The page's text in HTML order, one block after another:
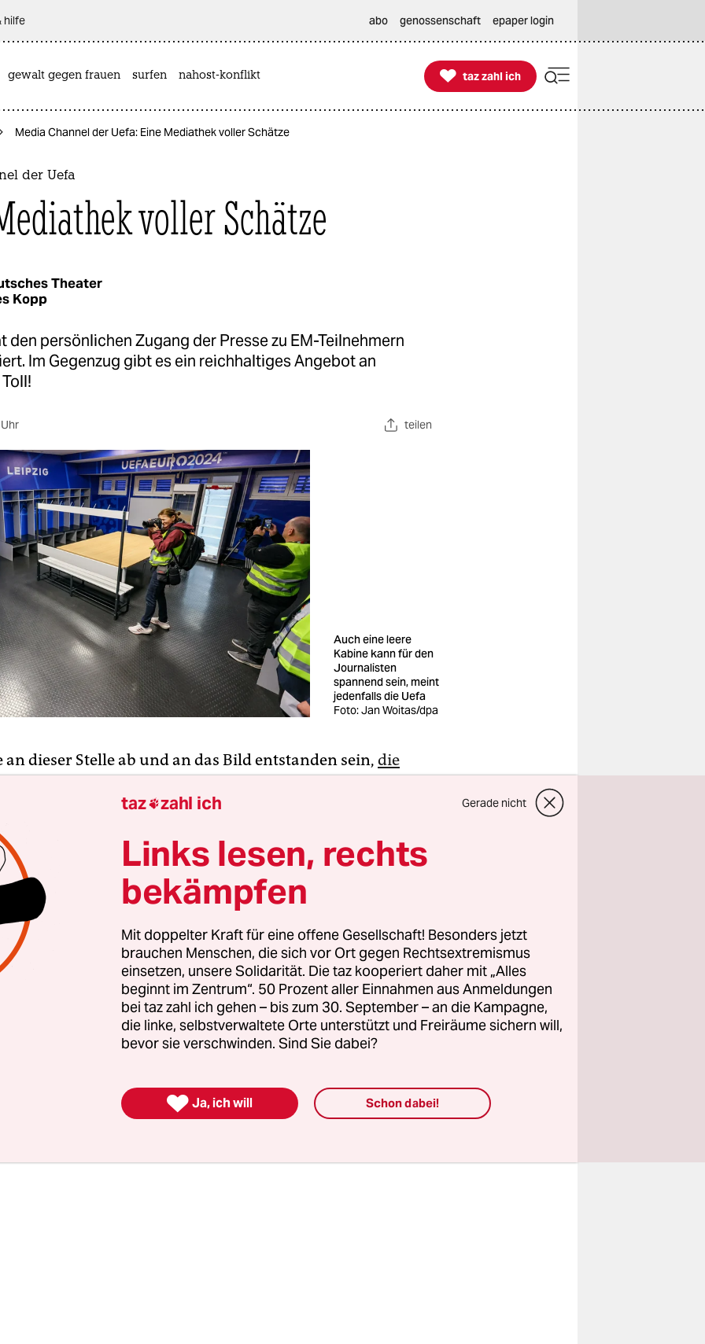
hilfe abo genossenschaft epaper login
gewalt gegen frauen surfen nahost-konflikt 
taz zahl ich
taz zahl ich
Media Channel der Uefa: Eine Mediathek voller Schätze
der Uefa
voller Schätze
Theater
Kopp
den persönlichen Zugang der Presse zu EM-Teilnehmern
Im Gegenzug gibt es ein reichhaltiges Angebot an
teilen
Auch eine leere
Kabine kann für den
Journalisten
spannend sein, meint
jedenfalls die Uefa
Foto: Jan Woitas/dpa
an dieser Stelle ab und an das Bild entstanden sein, die
einer Korrektur. Mit einer kleinen Szene während dieses
sich das bestens veranschaulichen: Wenn der Spieler des
Minuten nach Abpfiff der Partie das Podium des
betritt, herrscht eigentlich ein strenges
Nur drei Fragen darf die Medienschar an den Besten der
Moderator dieser Veranstaltung die Leidenschaft packt,
mal eine Ausnahme gemacht werden. Als der 19-Jährige
in der Vorrunde den Journalistinnen und Journalisten
wurde, erklärte der Uefa-Offizielle, der offenbar ein
Fußballherz widersprechen wollen?
taz zahl ich Gerade nicht
Links lesen, rechts
bekämpfen
Mit doppelter Kraft für eine offene Gesellschaft! Besonders jetzt
brauchen Menschen, die sich vor Ort gegen Rechtsextremismus
einsetzen, unsere Solidarität. Die taz kooperiert daher mit „Alles
beginnt im Zentrum“. 50 Prozent aller Einnahmen aus Anmeldungen
bei taz zahl ich gehen – bis zum 30. September – an die Kampagne,
die linke, selbstverwaltete Orte unterstützt und Freiräume sichern will,
bevor sie verschwinden. Sind Sie dabei?
 Ja, ich will Schon dabei!